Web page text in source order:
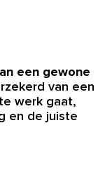
een gewone
van een
werk gaat,
en de juiste